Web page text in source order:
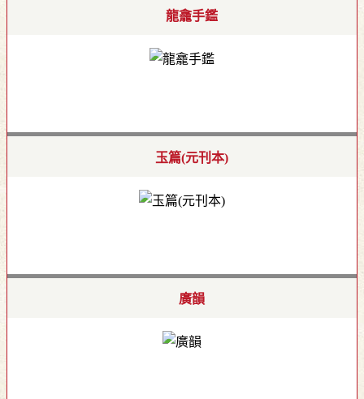
龍龕手鑑
玉篇(元刊本)
廣韻